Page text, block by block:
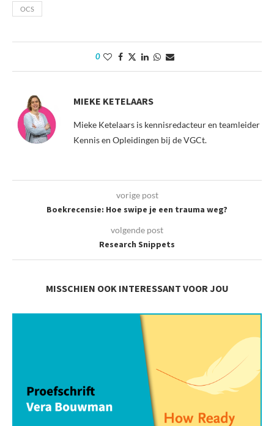
OCS
0
MIEKE KETELAARS
Mieke Ketelaars is kennisredacteur en teamleider
Kennis en Opleidingen bij de VGCt.
vorige post
Boekrecensie: Hoe swipe je een trauma weg?
volgende post
Research Snippets
MISSCHIEN OOK INTERESSANT VOOR JOU